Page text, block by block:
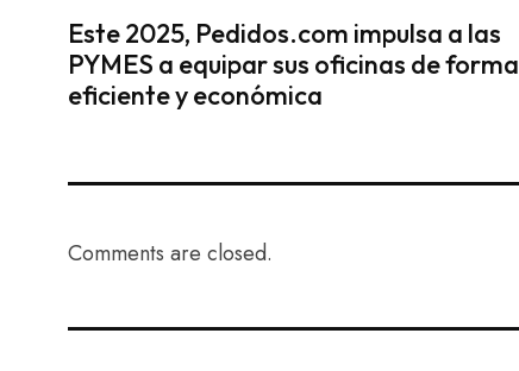
Este 2025, Pedidos.com impulsa a las
PYMES a equipar sus oficinas de forma
eficiente y económica
Comments are closed.